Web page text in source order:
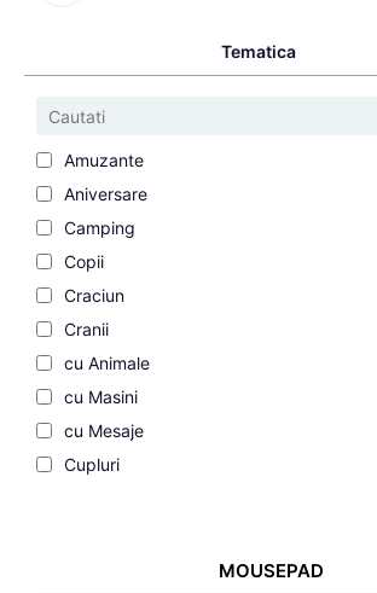
Tematica
Amuzante
Aniversare
Camping
Copii
Craciun
Cranii
cu Animale
cu Masini
cu Mesaje
Cupluri
MOUSEPAD